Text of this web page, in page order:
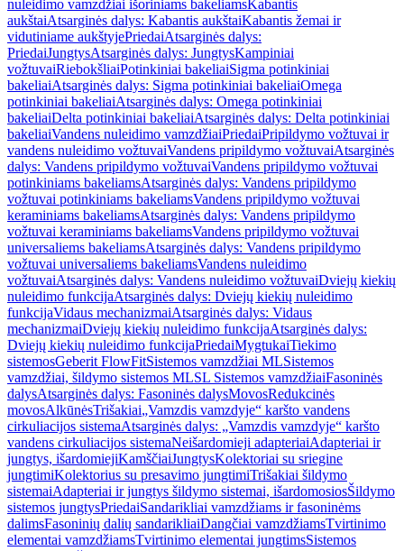
nuleidimo vamzdžiai išoriniams bakeliamsKabantis
aukštaiAtsarginės dalys: Kabantis aukštaiKabantis žemai ir
vidutiniame aukštyjePriedaiAtsarginės dalys:
PriedaiJungtysAtsarginės dalys: JungtysKampiniai
vožtuvaiRiebokšliaiPotinkiniai bakeliaiSigma potinkiniai
bakeliaiAtsarginės dalys: Sigma potinkiniai bakeliaiOmega
potinkiniai bakeliaiAtsarginės dalys: Omega potinkiniai
bakeliaiDelta potinkiniai bakeliaiAtsarginės dalys: Delta potinkiniai
bakeliaiVandens nuleidimo vamzdžiaiPriedaiPripildymo vožtuvai ir
vandens nuleidimo vožtuvaiVandens pripildymo vožtuvaiAtsarginės
dalys: Vandens pripildymo vožtuvaiVandens pripildymo vožtuvai
potinkiniams bakeliamsAtsarginės dalys: Vandens pripildymo
vožtuvai potinkiniams bakeliamsVandens pripildymo vožtuvai
keraminiams bakeliamsAtsarginės dalys: Vandens pripildymo
vožtuvai keraminiams bakeliamsVandens pripildymo vožtuvai
universaliems bakeliamsAtsarginės dalys: Vandens pripildymo
vožtuvai universaliems bakeliamsVandens nuleidimo
vožtuvaiAtsarginės dalys: Vandens nuleidimo vožtuvaiDviejų kiekių
nuleidimo funkcijaAtsarginės dalys: Dviejų kiekių nuleidimo
funkcijaVidaus mechanizmaiAtsarginės dalys: Vidaus
mechanizmaiDviejų kiekių nuleidimo funkcijaAtsarginės dalys:
Dviejų kiekių nuleidimo funkcijaPriedaiMygtukaiTiekimo
sistemosGeberit FlowFitSistemos vamzdžiai MLSistemos
vamzdžiai, šildymo sistemos MLSL Sistemos vamzdžiaiFasoninės
dalysAtsarginės dalys: Fasoninės dalysMovosRedukcinės
movosAlkūnėsTrišakiai„Vamzdis vamzdyje“ karšto vandens
cirkuliacijos sistemaAtsarginės dalys: „Vamzdis vamzdyje“ karšto
vandens cirkuliacijos sistemaNeišardomieji adapteriaiAdapteriai ir
jungtys, išardomiejiKamščiaiJungtysKolektoriai su sriegine
jungtimiKolektorius su presavimo jungtimiTrišakiai šildymo
sistemaiAdapteriai ir jungtys šildymo sistemai, išardomosiosŠildymo
sistemos jungtysPriedaiSandarikliai vamzdžiams ir fasoninėms
dalimsFasoninių dalių sandarikliaiDangčiai vamzdžiamsTvirtinimo
elementai vamzdžiamsTvirtinimo elementai jungtimsSistemos